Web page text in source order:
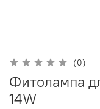
(0)
Фитолампа
14W